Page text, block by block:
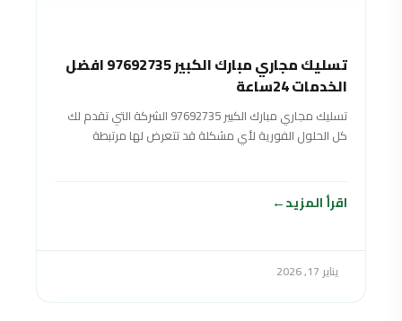
تسليك مجاري مبارك الكبير 97692735 افضل
الخدمات 24ساعة
تسليك مجاري مبارك الكبير 97692735 الشركة التي تقدم لك
كل الحلول الفورية لأي مشكلة قد تتعرض لها مرتبطة
اقرأ المزيد
يناير 17, 2026